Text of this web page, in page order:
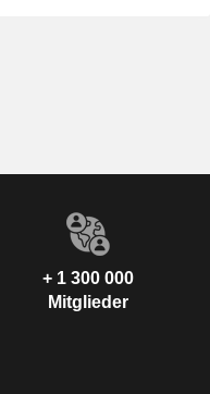
+ 1 300 000
Mitglieder